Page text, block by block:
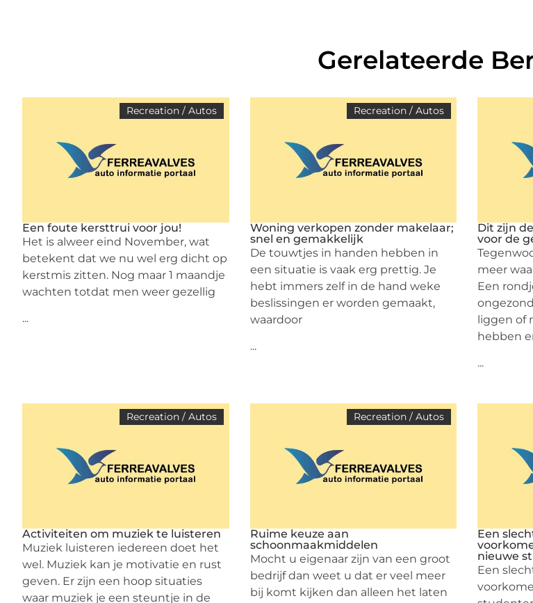
Gerelateerde
Recreation / Autos
Een foute kersttrui voor jou!
Het is alweer eind November, wat
betekent dat we nu wel erg dicht op
kerstmis zitten. Nog maar 1 maandje
wachten totdat men weer gezellig
...
Recreation / Autos
Woning verkopen zonder makelaar;
snel en gemakkelijk
De touwtjes in handen hebben in
een situatie is vaak erg prettig. Je
hebt immers zelf in de hand weke
beslissingen er worden gemaakt,
waardoor
...
Dit zijn
voor de
meer
Een
liggen of
hebben
...
Recreation / Autos
Activiteiten om muziek te luisteren
Muziek luisteren iedereen doet het
wel. Muziek kan je motivatie en rust
geven. Er zijn een hoop situaties
waar muziek je een steuntje in de
Recreation / Autos
Ruime keuze aan
schoonmaakmiddelen
Mocht u eigenaar zijn van een groot
bedrijf dan weet u dat er veel meer
bij komt kijken dan alleen het laten
Een
nieuwe
Een